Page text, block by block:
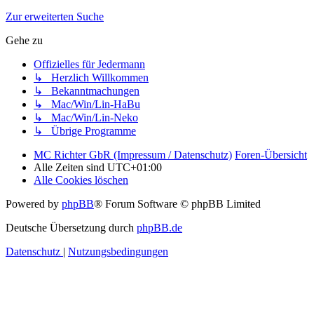
Zur erweiterten Suche
Gehe zu
Offizielles für Jedermann
↳ Herzlich Willkommen
↳ Bekanntmachungen
↳ Mac/Win/Lin-HaBu
↳ Mac/Win/Lin-Neko
↳ Übrige Programme
MC Richter GbR (Impressum / Datenschutz) Foren-Übersicht
Alle Zeiten sind UTC+01:00
Alle Cookies löschen
Powered by phpBB® Forum Software © phpBB Limited
Deutsche Übersetzung durch phpBB.de
Datenschutz
Nutzungsbedingungen